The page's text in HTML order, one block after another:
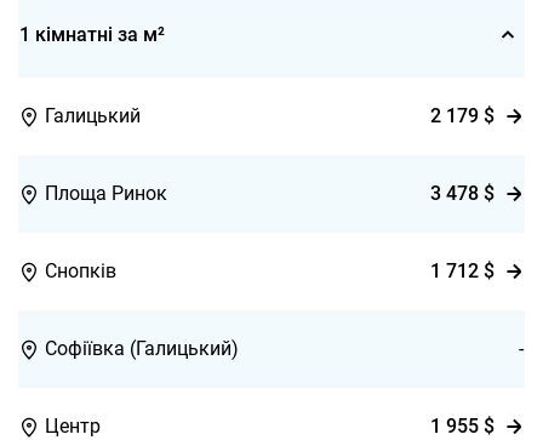
1 кімнатні за м²
Галицький 2 179 $
Площа Ринок 3 478 $
Снопків 1 712 $
Софіївка (Галицький) -
Центр 1 955 $